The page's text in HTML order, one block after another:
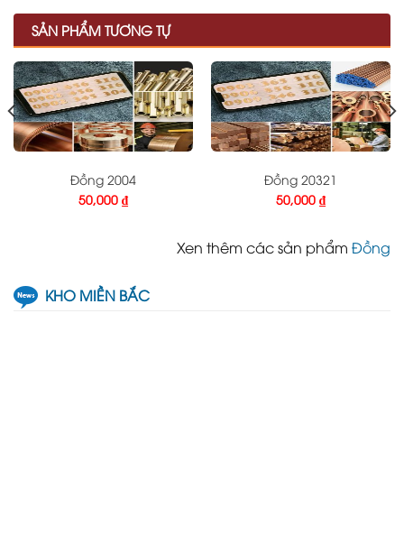
SẢN PHẨM TƯƠNG TỰ
Đồng 2004
50,000 ₫
Đồng 20321
50,000 ₫
Xen thêm các sản phẩm Đồng
KHO MIỀN BẮC